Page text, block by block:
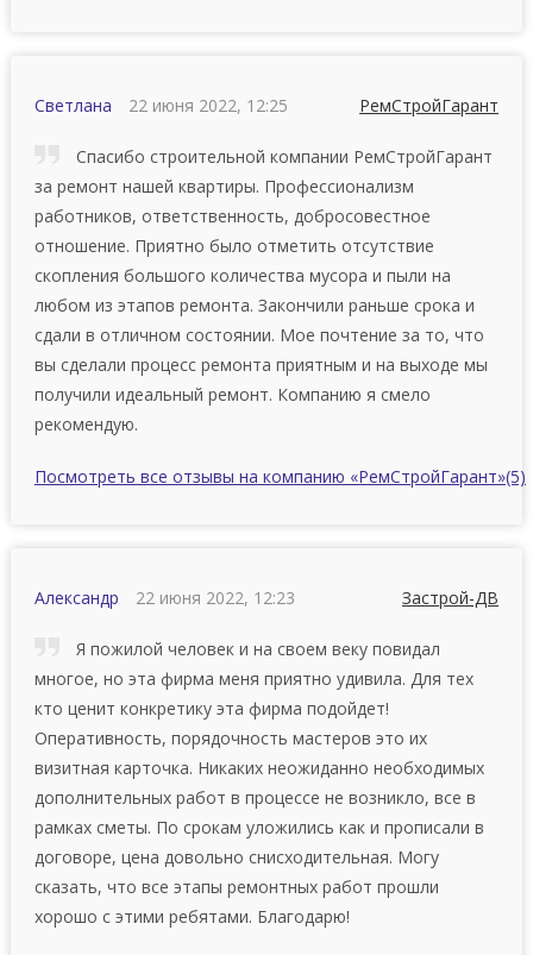
Светлана 22 июня 2022, 12:25 РемСтройГарант
Спасибо строительной компании РемСтройГарант
за ремонт нашей квартиры. Профессионализм
работников, ответственность, добросовестное
отношение. Приятно было отметить отсутствие
скопления большого количества мусора и пыли на
любом из этапов ремонта. Закончили раньше срока и
сдали в отличном состоянии. Мое почтение за то, что
вы сделали процесс ремонта приятным и на выходе мы
получили идеальный ремонт. Компанию я смело
рекомендую.
Посмотреть все отзывы на компанию «РемСтройГарант»(5)
Александр 22 июня 2022, 12:23 Застрой-ДВ
Я пожилой человек и на своем веку повидал
многое, но эта фирма меня приятно удивила. Для тех
кто ценит конкретику эта фирма подойдет!
Оперативность, порядочность мастеров это их
визитная карточка. Никаких неожиданно необходимых
дополнительных работ в процессе не возникло, все в
рамках сметы. По срокам уложились как и прописали в
договоре, цена довольно снисходительная. Могу
сказать, что все этапы ремонтных работ прошли
хорошо с этими ребятами. Благодарю!